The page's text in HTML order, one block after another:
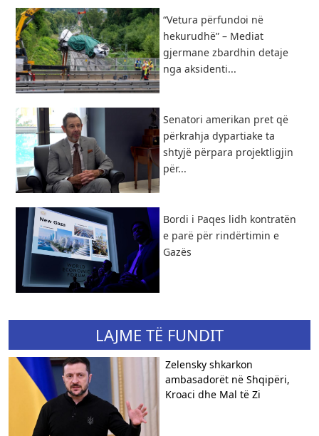
“Vetura përfundoi në
hekurudhë” – Mediat
gjermane zbardhin detaje
nga aksidenti...
Senatori amerikan pret që
përkrahja dypartiake ta
shtyjë përpara projektligjin
për...
Bordi i Paqes lidh kontratën
e parë për rindërtimin e
Gazës
LAJME TË FUNDIT
Zelensky shkarkon
ambasadorët në Shqipëri,
Kroaci dhe Mal të Zi